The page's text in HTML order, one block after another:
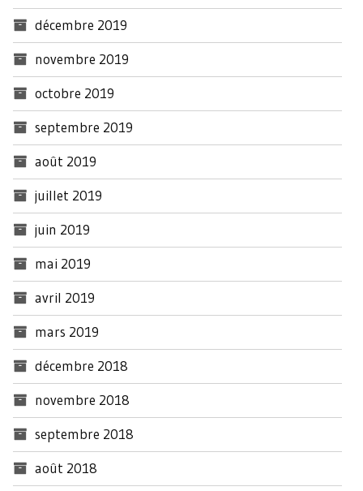
décembre 2019
novembre 2019
octobre 2019
septembre 2019
août 2019
juillet 2019
juin 2019
mai 2019
avril 2019
mars 2019
décembre 2018
novembre 2018
septembre 2018
août 2018